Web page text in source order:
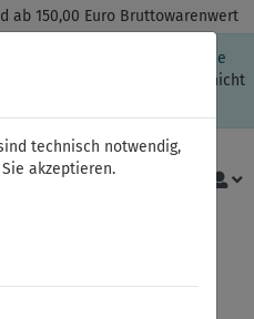
ab 150,00 Euro Bruttowarenwert
Informationen oder die
Sind Sie damit nicht
Mehr
technisch notwendig,
akzeptieren.